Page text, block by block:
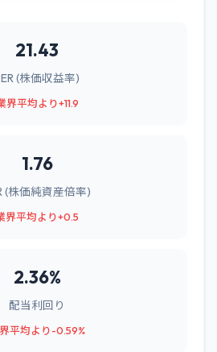
21.43
(株価収益率)
界平均より+11.9
1.76
(株価純資産倍率)
界平均より+0.5
2.36%
配当利回り
平均より-0.59%